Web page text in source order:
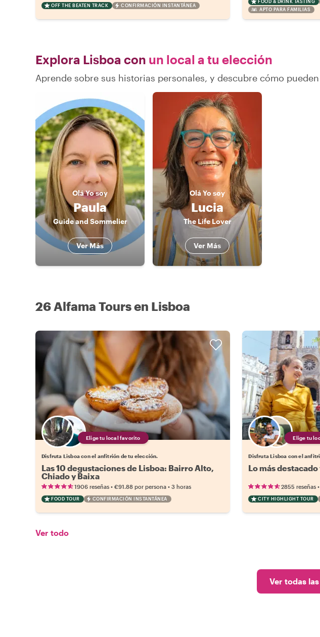
OFF THE BEATEN TRACK CONFIRMACIÓN INSTANTÁNEA
FOOD & DRINK TASTING
APTO PARA FAMILIAS
Explora Lisboa con un local a tu elección
Aprende sobre sus historias personales, y descubre cómo
OláYo soy
Paula
Guide and Sommelier
Ver Más
Olá Yo soy
Lucia
The Life Lover
Ver Más
26 Alfama Tours en Lisboa
Elige tu local favorito
Disfruta Lisboa con el anfitrión de tu elección.
Las 10 degustaciones de Lisboa: Bairro Alto,
Chiado y Baixa
1906 reseñas • €91.88 por persona • 3 horas
FOOD TOUR CONFIRMACIÓN INSTANTÁNEA
Elige tu
Disfruta Lisboa con el
Lo más
2855 reseñas
CITY HIGHLIGHT TOUR
Ver todo
Ver todas